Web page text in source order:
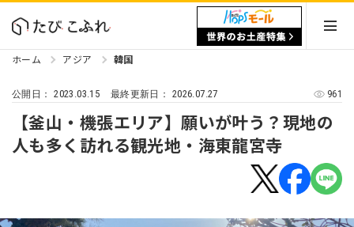
ホーム アジア 韓国
公開日：2023.03.15 最終更新日： 2026.07.27 961
【釜山・機張エリア】願いが叶う？現地の
人も多く訪れる観光地・海東龍宮寺